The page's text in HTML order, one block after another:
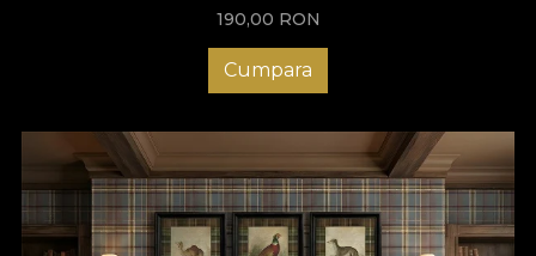
190,00 RON
Cumpara